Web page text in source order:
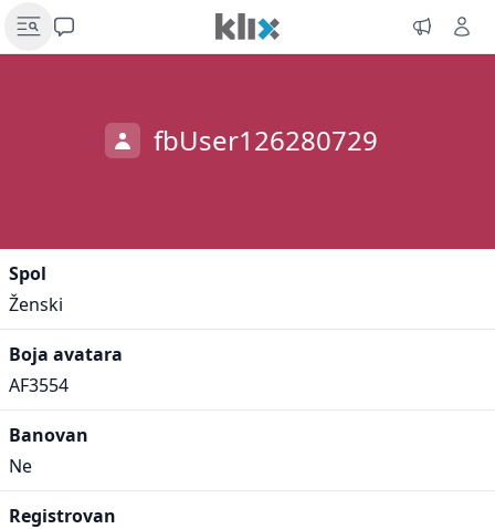
fbUser126280729
Spol
Ženski
Boja avatara
AF3554
Banovan
Ne
Registrovan